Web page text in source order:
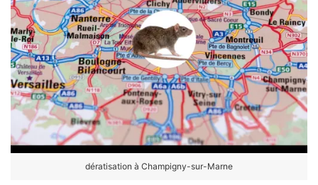
dératisation à Champigny-sur-Marne